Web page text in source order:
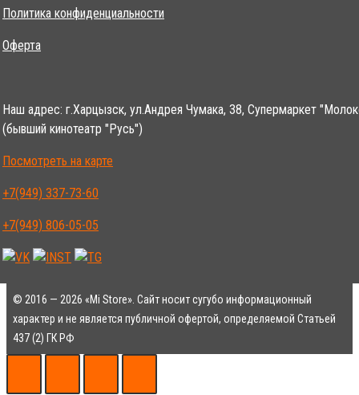
Политика конфиденциальности
Оферта
Наш адрес: г.Харцызск, ул.Андрея Чумака, 38, Супермаркет
(бывший кинотеатр "Русь")
Посмотреть на карте
+7(949) 337-73-60
+7(949) 806-05-05
© 2016 — 2026 «Mi Store». Сайт носит сугубо информационный
характер и не является публичной офертой, определяемой Статьей
437 (2) ГК РФ